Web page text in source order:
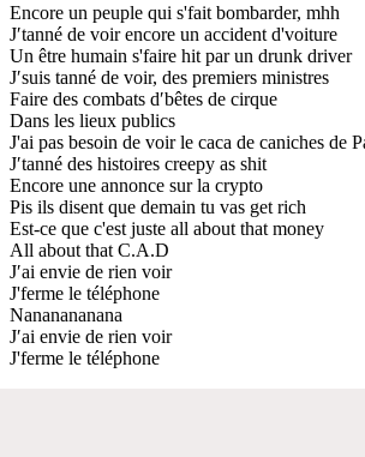
Encore un peuple qui s'fait bombarder, mhh
J′tanné de voir encore un accident d'voiture
Un être humain s'faire hit par un drunk driver
J′suis tanné de voir, des premiers ministres
Faire des combats d′bêtes de cirque
Dans les lieux publics
J'ai pas besoin de voir le caca de caniches de
J′tanné des histoires creepy as shit
Encore une annonce sur la crypto
Pis ils disent que demain tu vas get rich
Est-ce que c'est juste all about that money
All about that C.A.D
J′ai envie de rien voir
J'ferme le téléphone
Nananananana
J′ai envie de rien voir
J'ferme le téléphone